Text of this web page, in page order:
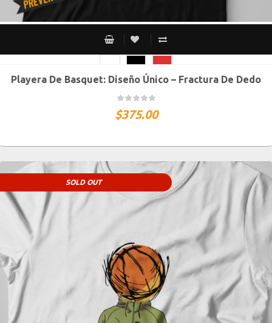
CH M G XG XXG
Playera De Basquet: Diseño Único – Fractura De Dedo
$375.00
SOLD OUT